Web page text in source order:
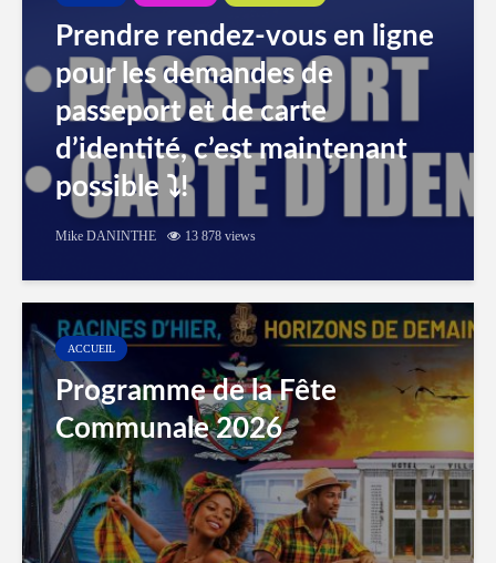
Prendre rendez-vous en ligne
pour les demandes de
passeport et de carte
d’identité, c’est maintenant
possible ⤵️!
Mike DANINTHE 13 878 views
ACCUEIL
Programme de la Fête
Communale 2026